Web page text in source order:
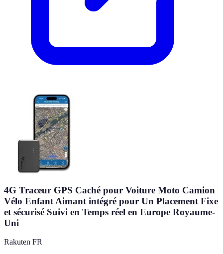
4G Traceur GPS Caché pour Voiture Moto Camion
Vélo Enfant Aimant intégré pour Un Placement Fixe
et sécurisé Suivi en Temps réel en Europe Royaume-
Uni
Rakuten FR